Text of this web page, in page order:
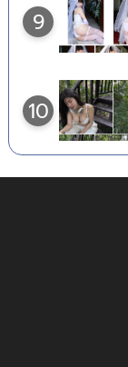
9
10